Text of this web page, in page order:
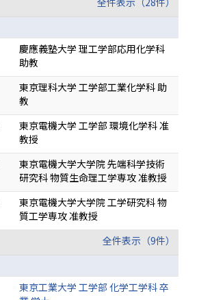
慶應義塾大学 理工学部応用化学科
助教
東京理科大学 工学部工業化学科 助
教
東京電機大学 工学部 環境化学科 准
教授
東京電機大学大学院 先端科学技術
研究科 物質生命理工学専攻 准教授
東京電機大学大学院 工学研究科 物
質工学専攻 准教授
全件表示（9件）
東京工業大学 工学部 化学工学科 卒